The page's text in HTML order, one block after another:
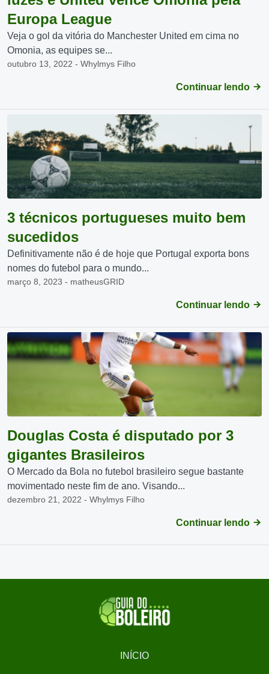
Europa League
Veja o gol da vitória do Manchester United em cima no
Omonia, as equipes se...
outubro 13, 2022 - Whylmys Filho
Continuar lendo
3 técnicos portugueses muito bem
sucedidos
Definitivamente não é de hoje que Portugal exporta bons
nomes do futebol para o mundo...
março 8, 2023 - matheusGRID
Continuar lendo
Douglas Costa é disputado por 3
gigantes Brasileiros
O Mercado da Bola no futebol brasileiro segue bastante
movimentado neste fim de ano. Visando...
dezembro 21, 2022 - Whylmys Filho
Continuar lendo
INÍCIO